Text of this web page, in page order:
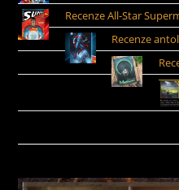
Recenze All-Star
Recenze